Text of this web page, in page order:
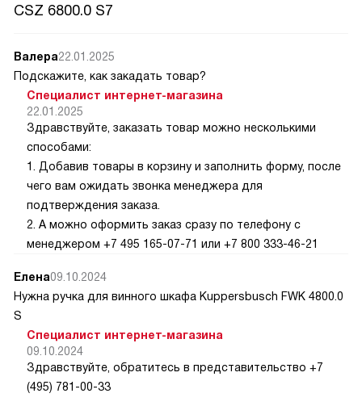
CSZ 6800.0 S7
Валера22.01.2025
Подскажите, как закадать товар?
Специалист интернет-магазина
22.01.2025
Здравствуйте, заказать товар можно несколькими
способами:
1. Добавив товары в корзину и заполнить форму, после
чего вам ожидать звонка менеджера для
подтверждения заказа.
2. А можно оформить заказ сразу по телефону с
менеджером +7 495 165-07-71 или +7 800 333-46-21
Елена09.10.2024
Нужна ручка для винного шкафа Kuppersbusch FWK 4800.0
S
Специалист интернет-магазина
09.10.2024
Здравствуйте, обратитесь в представительство +7
(495) 781-00-33